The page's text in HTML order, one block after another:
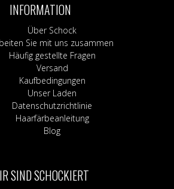
INFORMATION
Über Schock
Sie mit uns zusammen
Häufig gestellte Fragen
Versand
Kaufbedingungen
Unser Laden
Datenschutzrichtlinie
Haarfärbeanleitung
Blog
SIND SCHOCKIERT